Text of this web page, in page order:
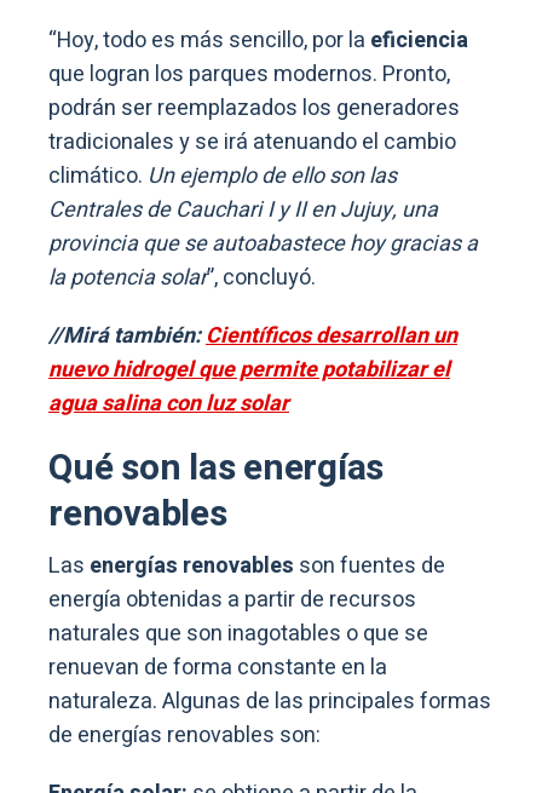
“Hoy, todo es más sencillo, por la eficiencia
que logran los parques modernos. Pronto,
podrán ser reemplazados los generadores
tradicionales y se irá atenuando el cambio
climático. Un ejemplo de ello son las
Centrales de Cauchari I y II en Jujuy, una
provincia que se autoabastece hoy gracias a
la potencia solar”, concluyó.
//Mirá también:Científicos desarrollan un
nuevo hidrogel que permite potabilizar el
agua salina con luz solar
Qué son las energías
renovables
Las energías renovables son fuentes de
energía obtenidas a partir de recursos
naturales que son inagotables o que se
renuevan de forma constante en la
naturaleza. Algunas de las principales formas
de energías renovables son: